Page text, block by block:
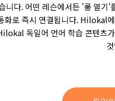
니다. 어떤 레슨에서든 '룸 열기
화로 즉시 연결됩니다. Hilokal
독일어 언어 학습 콘텐츠